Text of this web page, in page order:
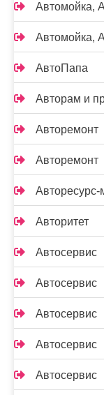
Автомойка,
Автомойка,
АвтоПапа
Авторам и
Авторемонт
Авторемонт
Авторесурс-
Авторитет
Автосервис
Автосервис
Автосервис
Автосервис
Автосервис